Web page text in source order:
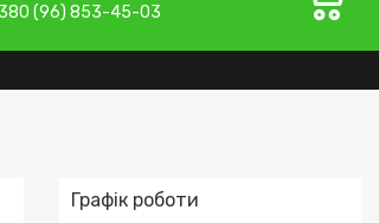
(96) 853-45-03
Графік роботи